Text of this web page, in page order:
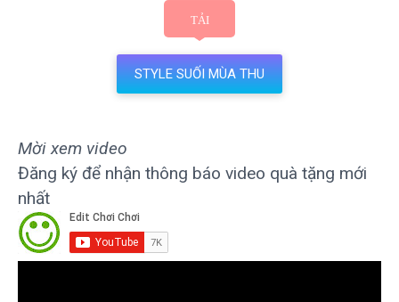
STYLE SUỐI MÙA THU
Mời xem video
Đăng ký để nhận thông báo video quà tặng mới
nhất